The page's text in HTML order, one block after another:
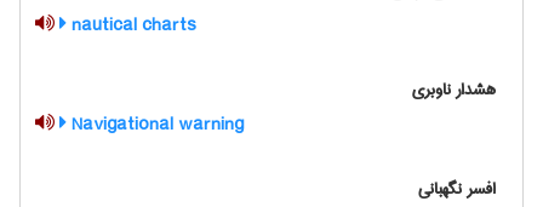
nautical charts
هشدار ناوبری
Navigational warning
افسر نگهبانی